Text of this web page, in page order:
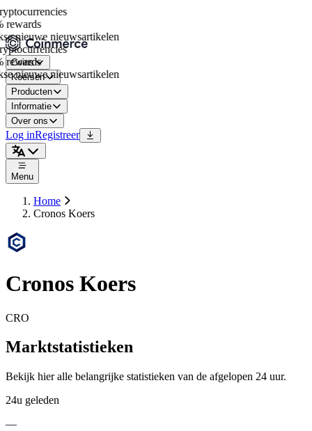
nieuwe nieuwsartikelen
nieuwe nieuwsartikelen
Coins
Koersen
Producten
Informatie
Over ons
Log inRegistreer
Menu
Home
Cronos Koers
Cronos Koers
CRO
Marktstatistieken
Bekijk hier alle belangrijke statistieken van de afgelopen 24 uur.
24u geleden
—